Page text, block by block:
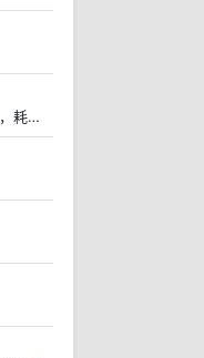
天哪，这个真的是最完美的版本了，耗电量也不高，乱七八糟的也没有，太赞了